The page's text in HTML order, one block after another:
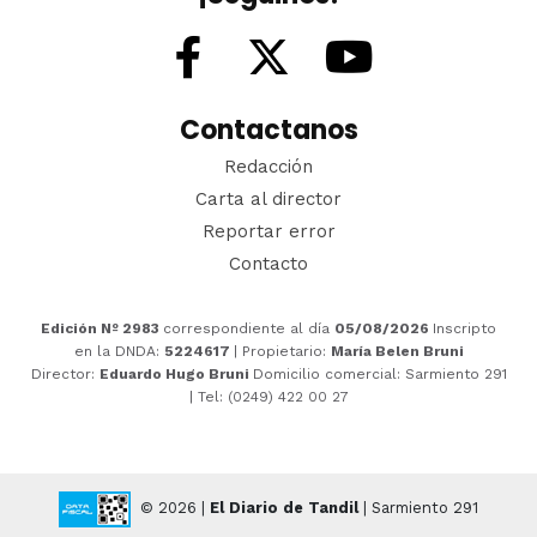
Contactanos
Redacción
Carta al director
Reportar error
Contacto
Edición Nº 2983 correspondiente al día 05/08/2026 Inscripto
en la DNDA: 5224617 | Propietario: María Belen Bruni
Director: Eduardo Hugo Bruni Domicilio comercial: Sarmiento 291
| Tel: (0249) 422 00 27
© 2026 | El Diario de Tandil| Sarmiento 291